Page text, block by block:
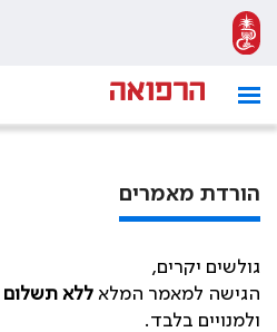
הורדת מאמרים
גולשים יקרים,
הגישה למאמר המלא ללא תשלום
ולמנויים בלבד.